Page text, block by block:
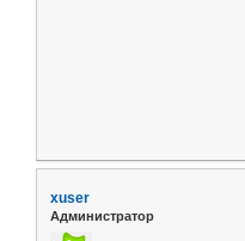
xuser
Администратор